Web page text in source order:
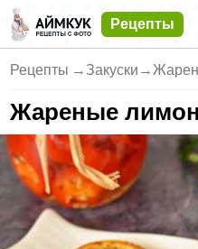
Рецепты
Рецепты → Закуски →
Жареные